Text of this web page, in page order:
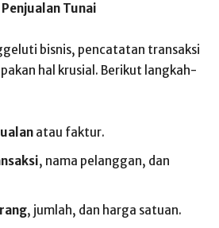
Tunai
bisnis, pencatatan transaksi
hal krusial. Berikut langkah-
atau faktur.
, nama pelanggan, dan
, jumlah, dan harga satuan.